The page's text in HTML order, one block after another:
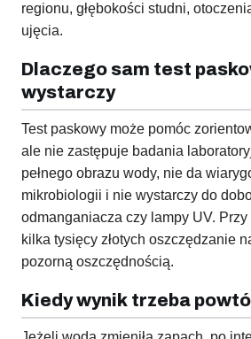
regionu, głębokości studni,
ujęcia.
Dlaczego sam test
wystarczy
Test paskowy może pomóc
ale nie zastępuje badania
pełnego obrazu wody, nie da
mikrobiologii i nie wystarczy do
odmanganiacza czy lampy UV.
kilka tysięcy złotych oszczędzanie
pozorną oszczędnością.
Kiedy wynik trzeba